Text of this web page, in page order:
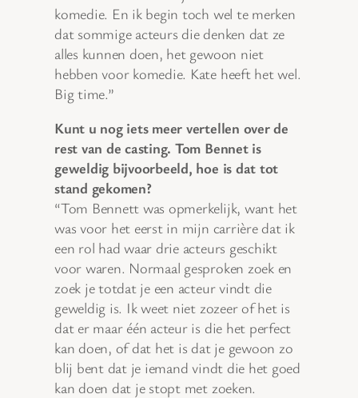
komedie. En ik begin toch wel te merken
dat sommige acteurs die denken dat ze
alles kunnen doen, het gewoon niet
hebben voor komedie. Kate heeft het wel.
Big time.”
Kunt u nog iets meer vertellen over de
rest van de casting. Tom Bennet is
geweldig bijvoorbeeld, hoe is dat tot
stand gekomen?
“Tom Bennett was opmerkelijk, want het
was voor het eerst in mijn carrière dat ik
een rol had waar drie acteurs geschikt
voor waren. Normaal gesproken zoek en
zoek je totdat je een acteur vindt die
geweldig is. Ik weet niet zozeer of het is
dat er maar één acteur is die het perfect
kan doen, of dat het is dat je gewoon zo
blij bent dat je iemand vindt die het goed
kan doen dat je stopt met zoeken.